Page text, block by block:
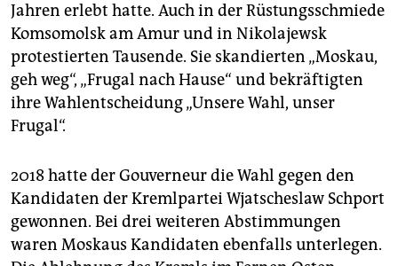
Jahren erlebt hatte. Auch in der Rüstungsschmiede
Komsomolsk am Amur und in Nikolajewsk
protestierten Tausende. Sie skandierten „Moskau,
geh weg“, „Frugal nach Hause“ und bekräftigten
ihre Wahlentscheidung „Unsere Wahl, unser
Frugal“.
2018 hatte der Gouverneur die Wahl gegen den
Kandidaten der Kremlpartei Wjatsches­law Schport
gewonnen. Bei drei weiteren Abstimmungen
waren Moskaus Kandidaten ebenfalls unterlegen.